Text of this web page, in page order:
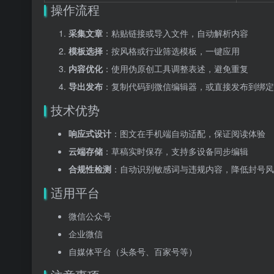
操作流程
采集文章 ：粘贴链接或导入文件，自动解析内容
模板选择 ：按风格或行业筛选模板，一键应用
内容优化：使用伪原创工具调整表述，避免重复
导出发布 ：复制代码到微信编辑器，或直接发布到绑
技术优势
响应式设计 ：图文在手机端自动适配，保证阅读体验
云端存储 ：草稿实时保存，支持多设备同步编辑
合规性检测 ：自动识别敏感词与违规内容，降低封号
适用平台
微信公众号
企业微信
自媒体平台（头条号、百家号等）